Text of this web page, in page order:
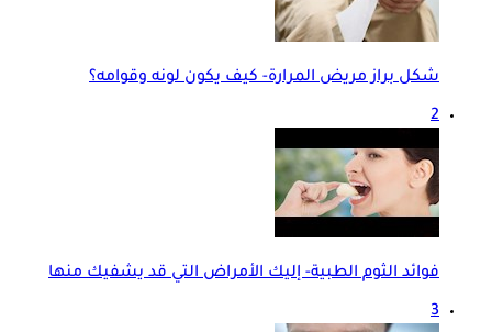
شكل براز مريض المرارة- كيف يكون لونه وقوامه؟
2
فوائد الثوم الطبية- إليك الأمراض التي قد يشفيك منها
3